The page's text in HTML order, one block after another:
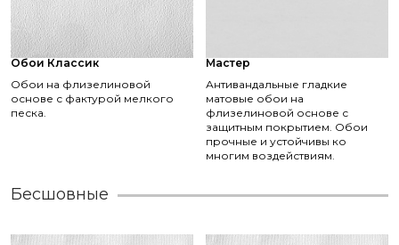
Обои Классик
Обои на флизелиновой
основе с фактурой мелкого
песка.
Мастер
Антивандальные гладкие
матовые обои на
флизелиновой основе с
защитным покрытием. Обои
прочные и устойчивы ко
многим воздействиям.
Бесшовные